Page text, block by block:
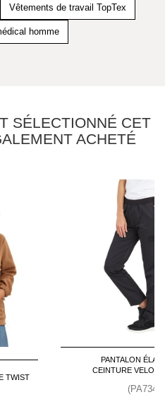
Vêtements de travail TopTex
homme
SÉLECTIONNÉ CET
ACHETÉ
TWIST
PANTALON
CEINTURE
(PA734)